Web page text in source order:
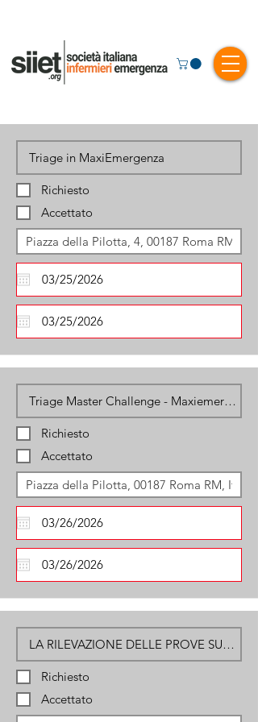
Richiesto
Accettato
Richiesto
Accettato
Richiesto
Accettato